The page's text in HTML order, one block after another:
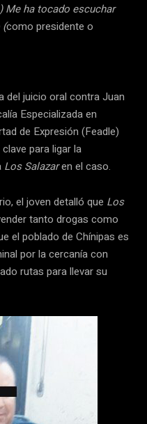
Me ha tocado escuchar
(como presidente o
del juicio oral contra Juan
Especializada en
de Expresión (Feadle)
para ligar la
Los Salazaren el caso.
el joven detalló que Los
tanto drogas como
el poblado de Chínipas es
por la cercanía con
rutas para llevar su